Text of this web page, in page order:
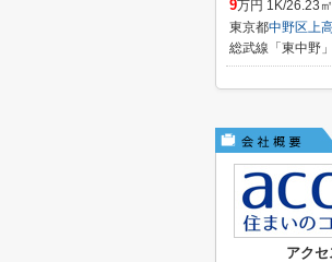
9万円 1K/26.23㎡
東京都中野区上
総武線「東中野
アク